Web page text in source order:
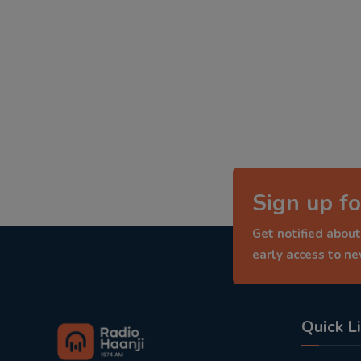
Sign up
Get notified
early access to
Quick